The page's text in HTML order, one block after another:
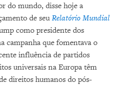
do mundo, disse hoje a
de seu Relatório Mundial
como presidente dos
campanha que fomentava o
influência de partidos
universais na Europa têm
direitos humanos do pós-